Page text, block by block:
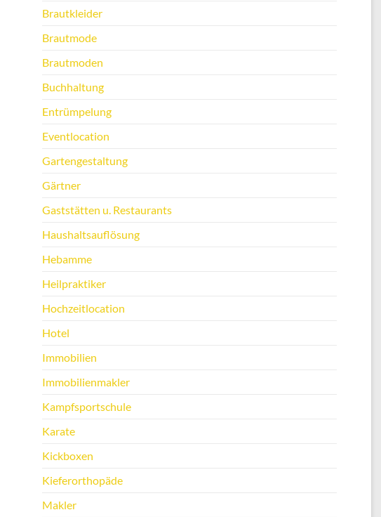
Brautkleider
Brautmode
Brautmoden
Buchhaltung
Entrümpelung
Eventlocation
Gartengestaltung
Gärtner
Gaststätten u. Restaurants
Haushaltsauflösung
Hebamme
Heilpraktiker
Hochzeitlocation
Hotel
Immobilien
Immobilienmakler
Kampfsportschule
Karate
Kickboxen
Kieferorthopäde
Makler